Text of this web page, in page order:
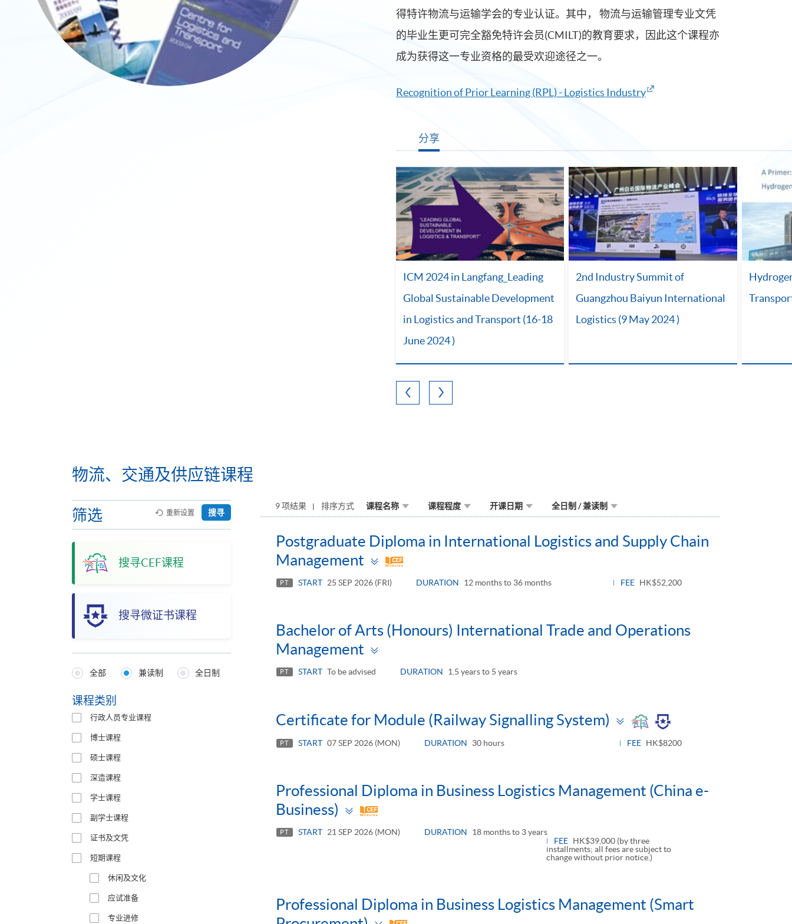
得特许物流与运输学会的专业认证。其中， 物流与运输管理专业文凭
的毕业生更可完全豁免特许会员(CMILT)的教育要求，因此这个课程亦
成为获得这一专业资格的最受欢迎途径之一。
Recognition of Prior Learning (RPL) - Logistics Industry
分享
ICM 2024 in Langfang_Leading
Global Sustainable Development
in Logistics and Transport (16-18
June 2024 )
2nd Industry Summit of
Guangzhou Baiyun International
Logistics (9 May 2024 )
物流、交通及供应链课程
筛选
搜寻CEF课程
搜寻微证书课程
重新设置 搜寻
Programmes
Type
全部 兼读制 全日制
课程类别
行政人员专业课程
博士课程
硕士课程
深造课程
学士课程
副学士课程
证书及文凭
短期课程
休闲及文化
应试准备
专业进修
9 项结果 排序方式 课程名称 课程程度 开课日期 全日制 / 兼读制
Postgraduate Diploma in International Logistics and Supply Chain
Management
Toggle
panel
PT START 25 SEP 2026 (FRI) DURATION 12 months to 36 months FEE HK$52,200
Bachelor of Arts (Honours) International Trade and Operations
Management
panel
PT START To be advised DURATION 1.5 years to 5 years
Certificate for Module (Railway Signalling System)
Toggle
panel
PT START 07 SEP 2026 (MON) DURATION 30 hours FEE HK$8200
Professional Diploma in Business Logistics Management (China e-
Business)
Toggle
panel
PT START 21 SEP 2026 (MON) DURATION
18 months to 3 years
FEE HK$39,000 (by three
installments; all fees are subject to
change without prior notice.)
Professional Diploma in Business Logistics Management (Smart